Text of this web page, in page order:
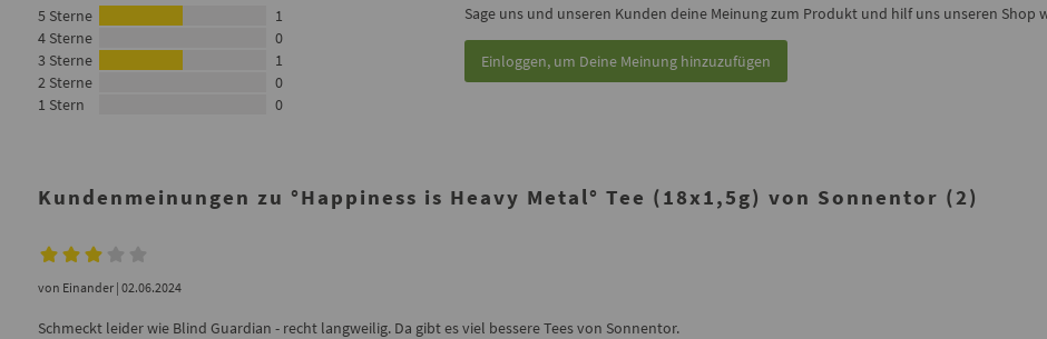
5 Sterne
1
4 Sterne
0
3 Sterne
1
2 Sterne
0
1 Stern
0
Sage uns und unseren Kunden deine Meinung zum Produkt und hilf uns unseren Shop
Einloggen, um Deine Meinung hinzuzufügen
Kundenmeinungen zu °Happiness is Heavy Metal° Tee (18x1,5g) von Sonnentor (2)
von Einander| 02.06.2024
Schmeckt leider wie Blind Guardian - recht langweilig. Da gibt es viel bessere Tees von Sonnentor.